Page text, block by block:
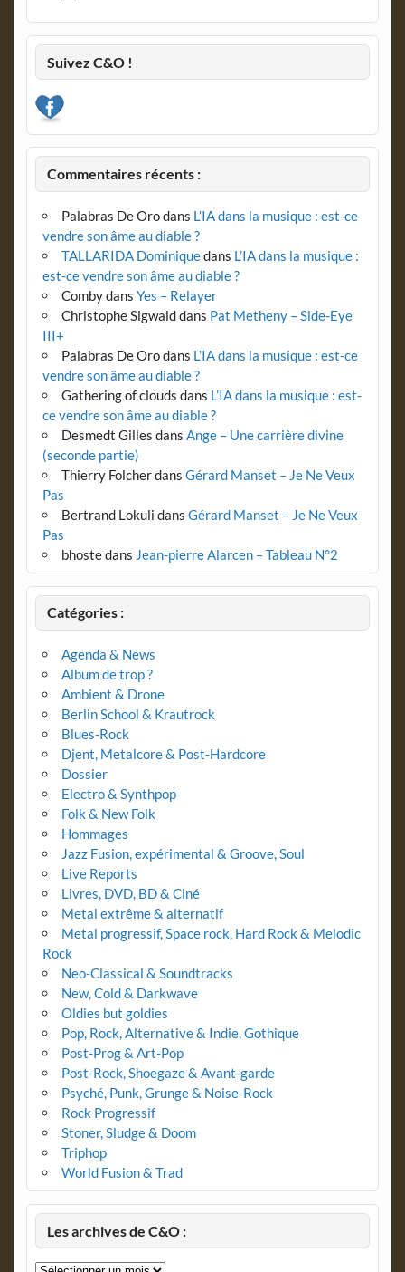
Suivez C&O !
Commentaires récents :
Palabras De Orodans L’IA dans la musique : est-ce
vendre son âme au diable ?
TALLARIDA Dominiquedans L’IA dans la musique :
est-ce vendre son âme au diable ?
Combydans Yes – Relayer
Christophe Sigwalddans Pat Metheny – Side-Eye
III+
Palabras De Orodans L’IA dans la musique : est-ce
vendre son âme au diable ?
Gathering of clouds dans L’IA dans la musique : est-
ce vendre son âme au diable ?
Desmedt Gilles dans Ange – Une carrière divine
(seconde partie)
Thierry Folcherdans Gérard Manset – Je Ne Veux
Pas
Bertrand Lokuli dans Gérard Manset – Je Ne Veux
Pas
bhostedans Jean-pierre Alarcen – Tableau N°2
Catégories :
Agenda & News
Album de trop ?
Ambient & Drone
Berlin School & Krautrock
Blues-Rock
Djent, Metalcore & Post-Hardcore
Dossier
Electro & Synthpop
Folk & New Folk
Hommages
Jazz Fusion, expérimental & Groove, Soul
Live Reports
Livres, DVD, BD & Ciné
Metal extrême & alternatif
Metal progressif, Space rock, Hard Rock & Melodic
Rock
Neo-Classical & Soundtracks
New, Cold & Darkwave
Oldies but goldies
Pop, Rock, Alternative & Indie, Gothique
Post-Prog & Art-Pop
Post-Rock, Shoegaze & Avant-garde
Psyché, Punk, Grunge & Noise-Rock
Rock Progressif
Stoner, Sludge & Doom
Triphop
World Fusion & Trad
Les archives de C&O :
Les